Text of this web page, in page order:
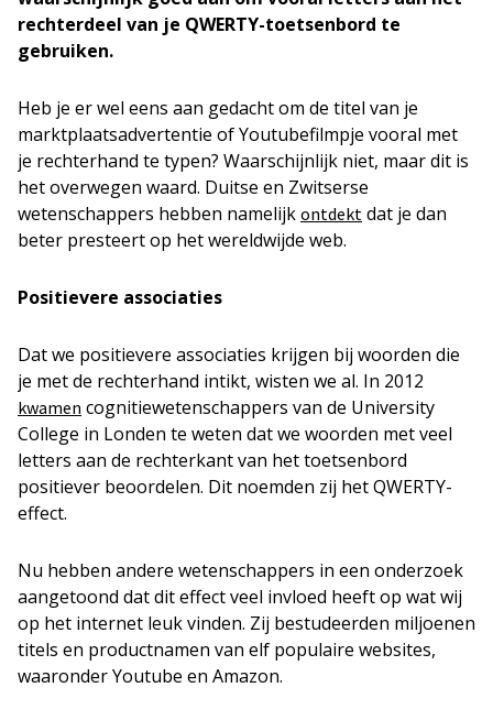
rechterdeel van je QWERTY-toetsenbord te
gebruiken.
Heb je er wel eens aan gedacht om de titel van je
marktplaatsadvertentie of Youtubefilmpje vooral met
je rechterhand te typen? Waarschijnlijk niet, maar dit is
het overwegen waard. Duitse en Zwitserse
wetenschappers hebben namelijk ontdekt dat je dan
beter presteert op het wereldwijde web.
Positievere associaties
Dat we positievere associaties krijgen bij woorden die
je met de rechterhand intikt, wisten we al. In 2012
kwamen cognitiewetenschappers van de University
College in Londen te weten dat we woorden met veel
letters aan de rechterkant van het toetsenbord
positiever beoordelen. Dit noemden zij het QWERTY-
effect.
Nu hebben andere wetenschappers in een onderzoek
aangetoond dat dit effect veel invloed heeft op wat wij
op het internet leuk vinden. Zij bestudeerden miljoenen
titels en productnamen van elf populaire websites,
waaronder Youtube en Amazon.